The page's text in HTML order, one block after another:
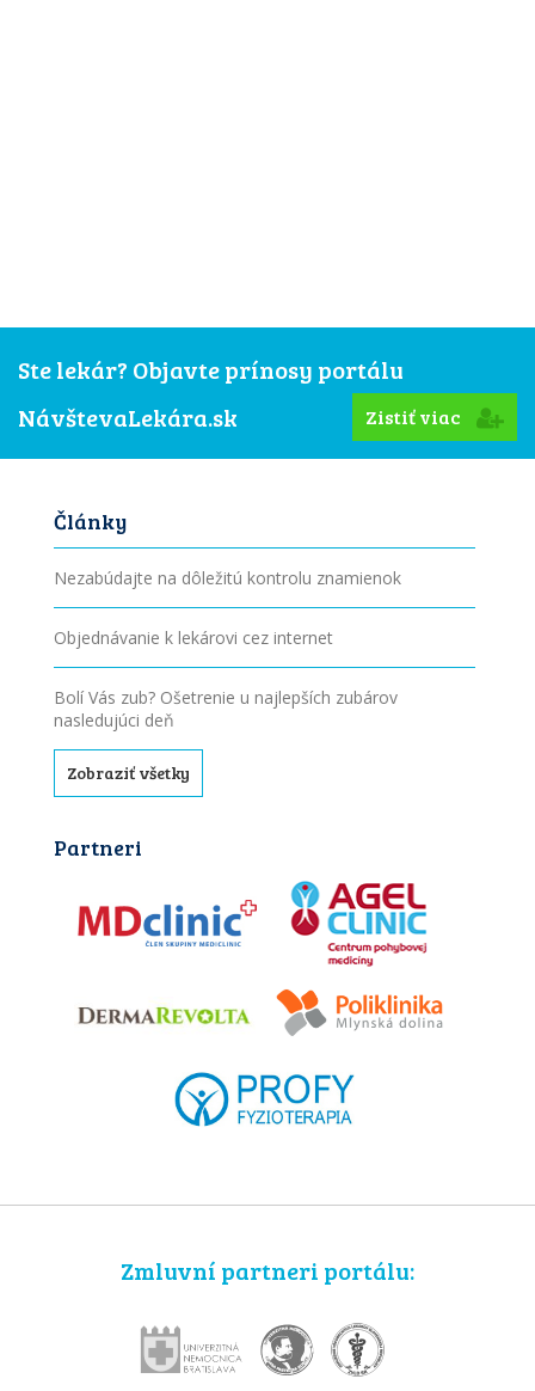
Ste lekár? Objavte prínosy portálu
NávštevaLekára.sk
Zistiť viac
Články
Nezabúdajte na dôležitú kontrolu znamienok
Objednávanie k lekárovi cez internet
Bolí Vás zub? Ošetrenie u najlepších zubárov
nasledujúci deň
Zobraziť všetky
Partneri
Zmluvní partneri portálu: